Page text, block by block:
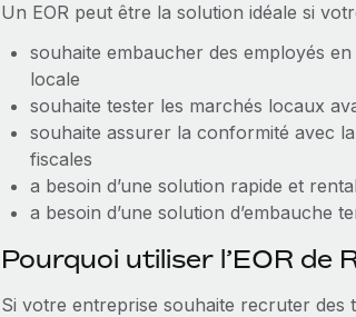
Un EOR peut être la solution idéale si
souhaite embaucher des employés
locale
souhaite tester les marchés locaux
souhaite assurer la conformité avec
fiscales
a besoin d’une solution rapide et
a besoin d’une solution d’embauche
Pourquoi utiliser l’EOR de
Si votre entreprise souhaite recruter des